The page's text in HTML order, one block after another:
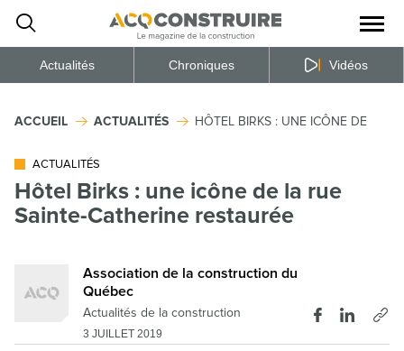
la
du
Actualités Chroniques Vidéos
ACCUEIL ACTUALITÉS HÔTEL BIRKS : UNE ICÔNE DE LA
ACTUALITÉS
Hôtel Birks : une icône de la rue
Sainte-Catherine restaurée
Association de la construction du
Québec
Actualités de la construction
3 JUILLET 2019